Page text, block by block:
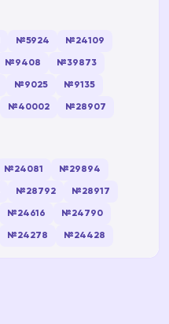
№5924 №24109
№9408 №39873
№9025 №9135
№40002 №28907
№24081 №29894
№28792 №28917
№24616 №24790
№24278 №24428